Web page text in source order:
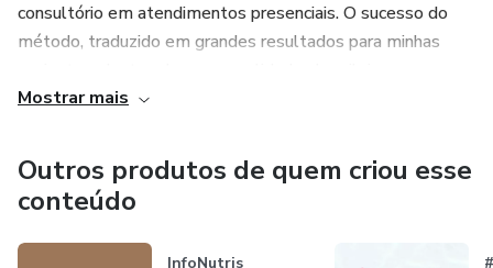
consultório em atendimentos presenciais. O sucesso do
método, traduzido em grandes resultados para minhas
Juliana Paes, Deborah Secco e a campeã olímpica Rebeca
disputada, bem como o convite para palestrar em diversas
cidades do Brasil e participar de alguns programas de
televisão, como o “Encontro, com Fátima Bernardes”.
Mostrar mais
Outros produtos de quem criou esse
conteúdo
InfoNutris